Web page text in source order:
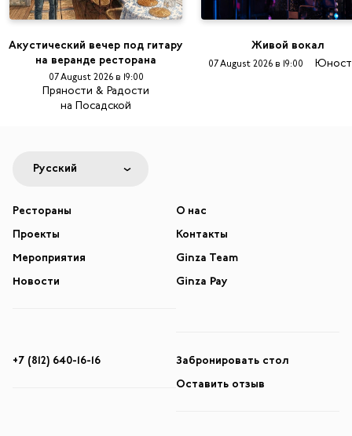
Акустический вечер под гитару
на веранде ресторана
07 August 2026 в 19:00
Пряности & Радости
на Посадской
Живой вокал
07 August 2026 в 19:00
Русский
Рестораны
Проекты
Мероприятия
Новости
О нас
Контакты
Ginza Team
Ginza Pay
+7 (812) 640-16-16
Забронировать стол
Оставить отзыв